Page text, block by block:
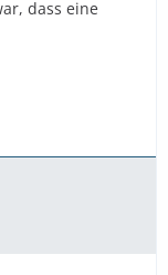
dass eine